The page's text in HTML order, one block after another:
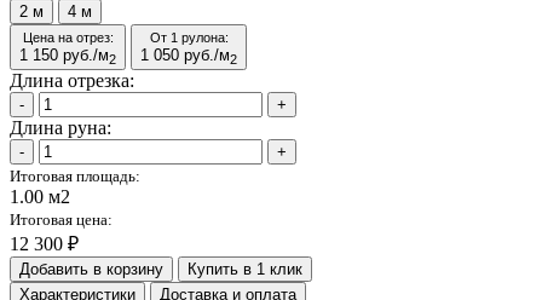
2 м 4 м
Цена на отрез:
1 150 руб./м2
От 1 рулона:
1 050 руб./м2
Длина отрезка:
- +
Длина руна:
-
+
Итоговая площадь:
1.00 м2
Итоговая цена:
12 300 ₽
Добавить в корзину
Купить в 1 клик
Характеристики
Доставка и оплата